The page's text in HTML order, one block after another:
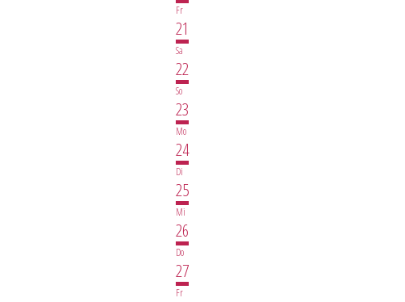
Fr
21
Sa
22
So
23
Mo
24
Di
25
Mi
26
Do
27
Fr